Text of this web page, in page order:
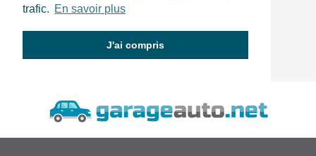
trafic. En savoir plus
J'ai compris